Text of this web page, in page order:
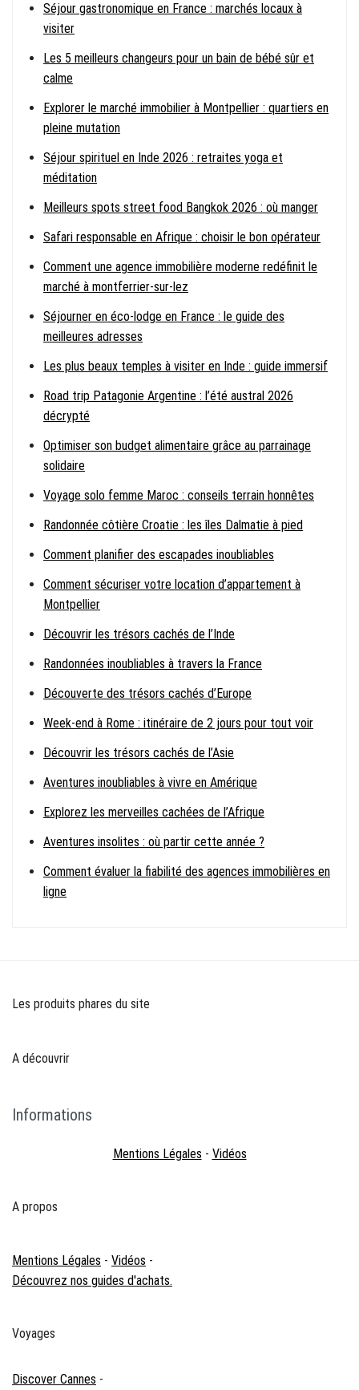
Séjour gastronomique en France : marchés locaux à
visiter
Les 5 meilleurs changeurs pour un bain de bébé sûr et
calme
Explorer le marché immobilier à Montpellier : quartiers en
pleine mutation
Séjour spirituel en Inde 2026 : retraites yoga et
méditation
Meilleurs spots street food Bangkok 2026 : où manger
Safari responsable en Afrique : choisir le bon opérateur
Comment une agence immobilière moderne redéfinit le
marché à montferrier-sur-lez
Séjourner en éco-lodge en France : le guide des
meilleures adresses
Les plus beaux temples à visiter en Inde : guide immersif
Road trip Patagonie Argentine : l’été austral 2026
décrypté
Optimiser son budget alimentaire grâce au parrainage
solidaire
Voyage solo femme Maroc : conseils terrain honnêtes
Randonnée côtière Croatie : les îles Dalmatie à pied
Comment planifier des escapades inoubliables
Comment sécuriser votre location d’appartement à
Montpellier
Découvrir les trésors cachés de l’Inde
Randonnées inoubliables à travers la France
Découverte des trésors cachés d’Europe
Week-end à Rome : itinéraire de 2 jours pour tout voir
Découvrir les trésors cachés de l’Asie
Aventures inoubliables à vivre en Amérique
Explorez les merveilles cachées de l’Afrique
Aventures insolites : où partir cette année ?
Comment évaluer la fiabilité des agences immobilières en
ligne
Les produits phares du site
A découvrir
Informations
Mentions Légales - Vidéos
A propos
Mentions Légales - Vidéos -
Découvrez nos guides d'achats.
Voyages
Discover Cannes -